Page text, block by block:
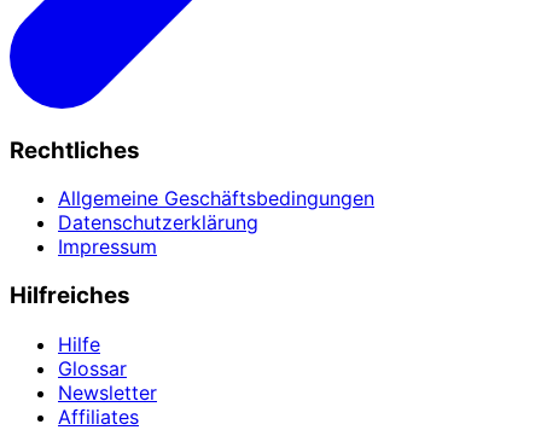
Rechtliches
Allgemeine Geschäftsbedingungen
Datenschutzerklärung
Impressum
Hilfreiches
Hilfe
Glossar
Newsletter
Affiliates